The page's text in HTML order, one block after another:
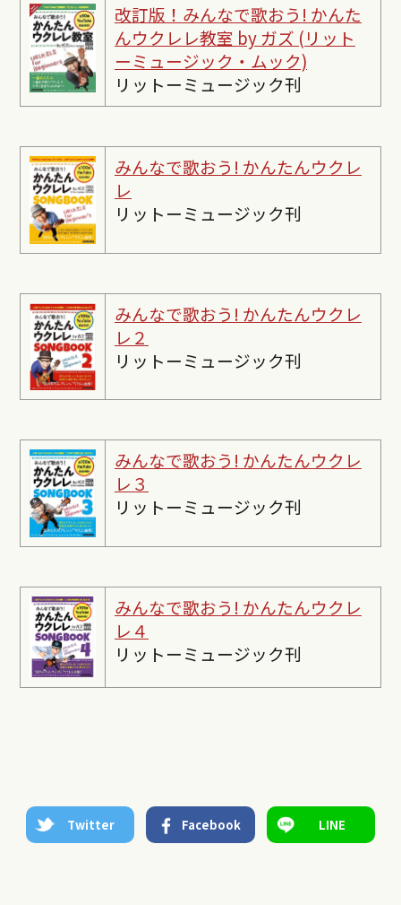
改訂版！みんなで歌おう! かんた
んウクレレ教室 by ガズ (リット
ーミュージック・ムック)
リットーミュージック刊
みんなで歌おう! かんたんウクレ
レ
リットーミュージック刊
みんなで歌おう! かんたんウクレ
レ２
リットーミュージック刊
みんなで歌おう! かんたんウクレ
レ３
リットーミュージック刊
みんなで歌おう! かんたんウクレ
レ４
リットーミュージック刊
Twitter Facebook LINE